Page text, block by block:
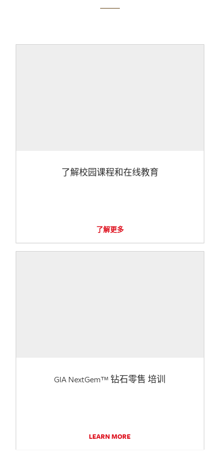
了解校园课程和在线教育
了解更多
GIA NextGem™ 钻石零售 培训
LEARN MORE